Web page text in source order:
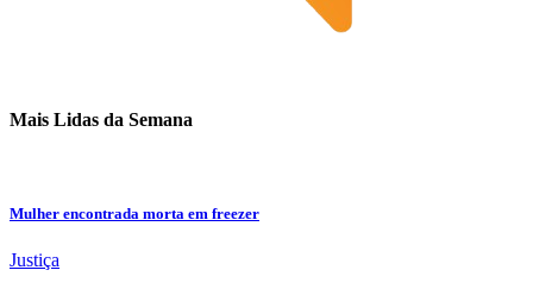
Mais Lidas da Semana
Mulher encontrada morta em freezer
Justiça